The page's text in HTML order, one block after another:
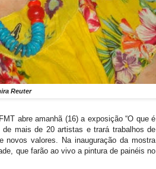
Reuter
abre amanhã (16) a exposição “O que é
mais de 20 artistas e trará trabalhos de
novos valores. Na inauguração da mostra
que farão ao vivo a pintura de painéis no